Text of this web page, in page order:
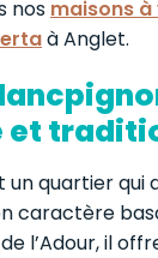
nos maisons
à Anglet.
et
un quartier qui
caractère
l’Adour, il